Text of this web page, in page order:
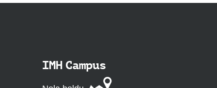
IMH Campus